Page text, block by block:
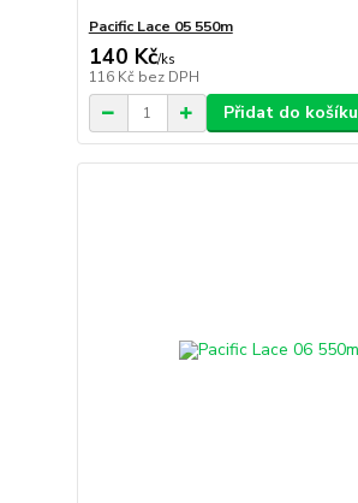
Pacific Lace 05 550m
140 Kč/ks
116 Kč bez DPH
Přidat do košíku